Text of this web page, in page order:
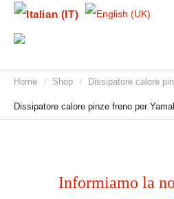
Home / Shop / Dissipatore calore
Dissipatore calore pinze freno per
Informiamo la